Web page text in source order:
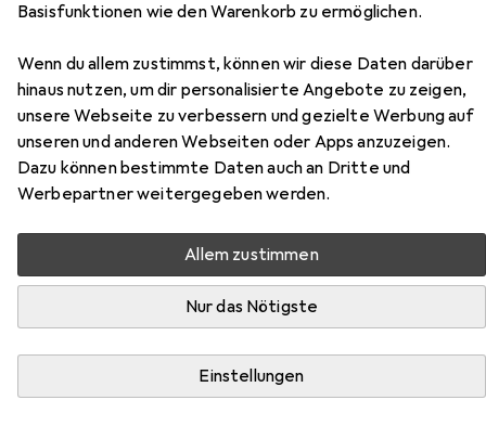
Basisfunktionen wie den Warenkorb zu ermöglichen.
Wenn du allem zustimmst, können wir diese Daten darüber
hinaus nutzen, um dir personalisierte Angebote zu zeigen,
unsere Webseite zu verbessern und gezielte Werbung auf
unseren und anderen Webseiten oder Apps anzuzeigen.
Dazu können bestimmte Daten auch an Dritte und
Werbepartner weitergegeben werden.
Allem zustimmen
Nur das Nötigste
Einstellungen
EUR
79,47
Villeroy & BochEmmanuel
Zubehör für Villeroy & Boch
Emmanuel